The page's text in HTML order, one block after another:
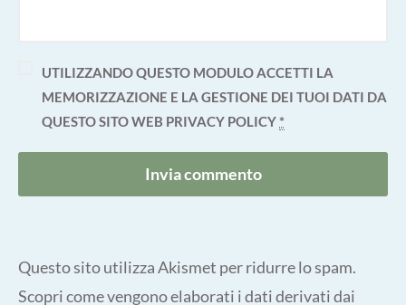
UTILIZZANDO QUESTO MODULO ACCETTI LA
MEMORIZZAZIONE E LA GESTIONE DEI TUOI DATI DA
QUESTO SITO WEB PRIVACY POLICY*
Questo sito utilizza Akismet per ridurre lo spam.
Scopri come vengono elaborati i dati derivati dai